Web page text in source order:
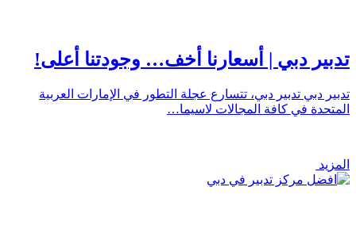
تدبير دبي | أسعارنا أخف… وجودتنا أعلى!
تدبير دبي تدبير دبي، تتسارع عجلة التطور في الإمارات العربية
المتحدة في كافة المجالات لاسيما…
المزيد